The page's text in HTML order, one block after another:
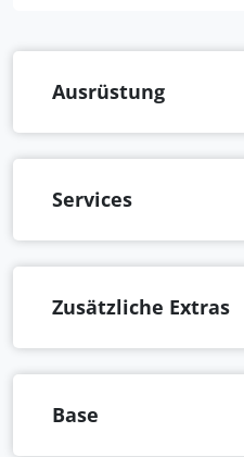
Ausrüstung
Services
Zusätzliche Extras
Base